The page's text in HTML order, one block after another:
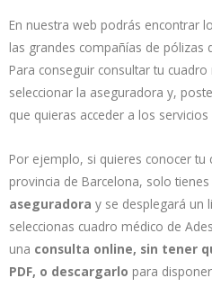
En nuestra web podrás encontrar
las grandes compañías de pólizas
Para conseguir consultar tu
seleccionar la aseguradora y,
que quieras acceder a los
Por ejemplo, si quieres conocer tu
provincia de Barcelona, solo tienes
aseguradora y se desplegará un
seleccionas cuadro médico de
una consulta online, sin tener
PDF, o descargarlo para